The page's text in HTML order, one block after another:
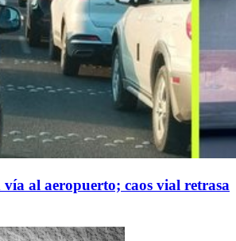
al aeropuerto; caos vial retrasa